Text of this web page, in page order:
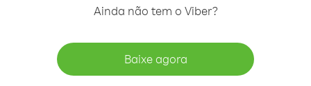
Ainda não tem o Viber?
Baixe agora